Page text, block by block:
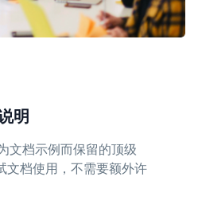
明
文档示例而保留的顶级
文档使用，不需要额外许